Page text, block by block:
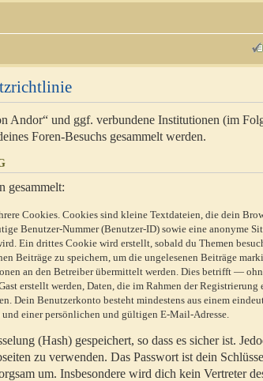
Andor“ und ggf. verbundene Institutionen (im
Foren-Besuchs gesammelt werden.
gesammelt:
Cookies. Cookies sind kleine Textdateien, die dein
Benutzer-Nummer (Benutzer-ID) sowie eine anonyme
Ein drittes Cookie wird erstellt, sobald du Themen
Beiträge zu speichern, um die ungelesenen Beiträge
an den Betreiber übermittelt werden. Dies betrifft —
erstellt werden, Daten, die im Rahmen der Registrierung
Dein Benutzerkonto besteht mindestens aus einem
einer persönlichen und gültigen E-Mail-Adresse.
(Hash) gespeichert, so dass es sicher ist.
zu verwenden. Das Passwort ist dein
um. Insbesondere wird dich kein Vertreter